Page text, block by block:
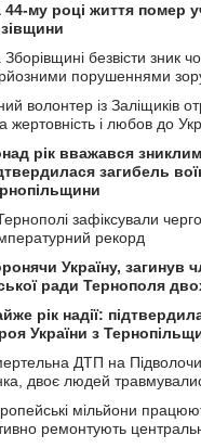
44-му році життя помер
безвісти зник
порушеннями
волонтер із Заліщиків
жертовність і любов до
рік вважався
загибель
зафіксували
рекорд
Україну, загинув
ради Тернополя
рік надії:
України з
ДТП на
двоє людей
мільйони
ремонтують